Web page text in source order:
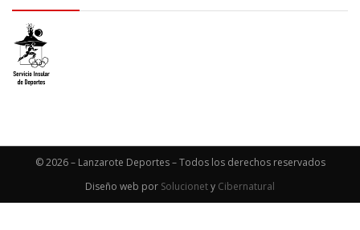
© 2026 – Lanzarote Deportes – Todos los derechos reservados
Diseño web por Solucionety Cibernatural